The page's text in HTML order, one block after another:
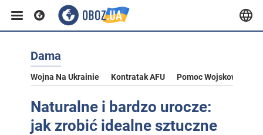
Dama
Wojna Na Ukrainie Kontratak AFU Pomoc Wojskowa Dla
Naturalne i bardzo urocze:
jak zrobić idealne sztuczne